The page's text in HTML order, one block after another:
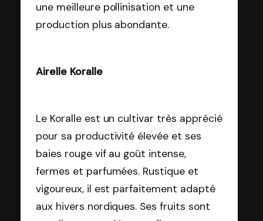
une meilleure pollinisation et une
production plus abondante.
Airelle Koralle
Le Koralle est un cultivar très apprécié
pour sa productivité élevée et ses
baies rouge vif au goût intense,
fermes et parfumées. Rustique et
vigoureux, il est parfaitement adapté
aux hivers nordiques. Ses fruits sont